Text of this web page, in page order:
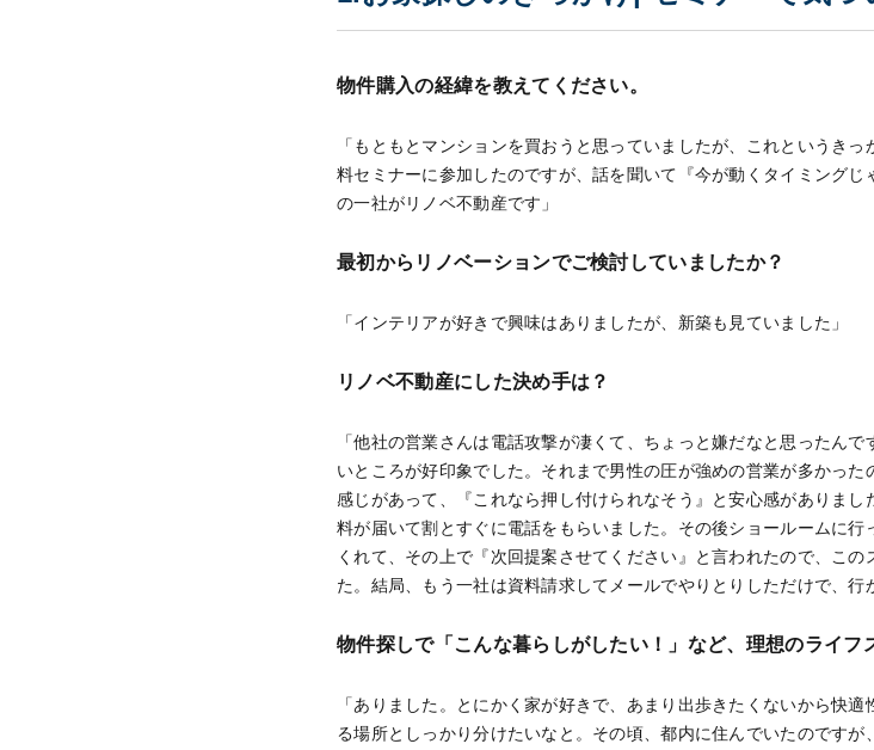
物件購入の経緯を教えてください。
「もともとマンションを買おうと思っていましたが、これというき
料セミナーに参加したのですが、話を聞いて『今が動くタイミング
の一社がリノベ不動産です」
最初からリノベーションでご検討していましたか？
「インテリアが好きで興味はありましたが、新築も見ていました」
リノベ不動産にした決め手は？
「他社の営業さんは電話攻撃が凄くて、ちょっと嫌だなと思ったん
いところが好印象でした。それまで男性の圧が強めの営業が多かっ
感じがあって、『これなら押し付けられなそう』と安心感がありま
料が届いて割とすぐに電話をもらいました。その後ショールームに
くれて、その上で『次回提案させてください』と言われたので、こ
た。結局、もう一社は資料請求してメールでやりとりしただけで、行
物件探しで「こんな暮らしがしたい！」など、理想のライフ
「ありました。とにかく家が好きで、あまり出歩きたくないから快
る場所としっかり分けたいなと。その頃、都内に住んでいたのです